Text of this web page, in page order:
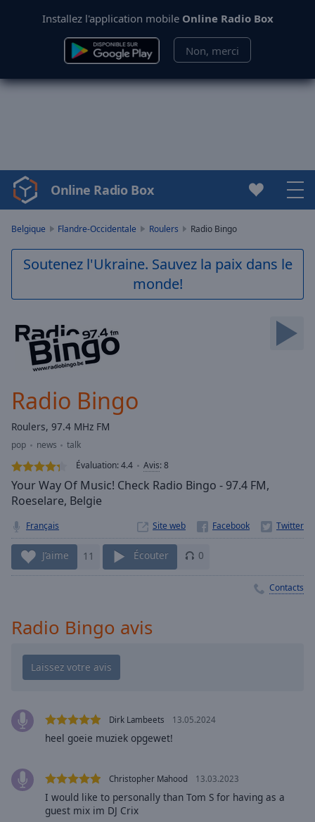
Installez l'application mobile Online Radio Box
Non, merci
Video
Player
Play
Video
Skip
Skip
Forward
Current
Loaded:
0.00%
Stream
Type
LIVE
Seek to
live,
behind
liveLIVE
Remaining
Time-
Playback
Chapters
Descriptions
descriptions
selected
Online Radio Box
Belgique Flandre-Occidentale Roulers Radio Bingo
Soutenez l'Ukraine. Sauvez la paix dans le
monde!
Radio Bingo
Roulers, 97.4 MHz FM
pop news
talk
Évaluation:4.4 Avis:8
Your Way Of Music! Check Radio Bingo - 97.4 FM,
Roeselare, Belgie
Français Site web
J’aime 11 Écouter 0
Contacts
Radio Bingo avis
Dirk Lambeets 13.05.2024
heel goeie muziek opgewet!
Christopher Mahood 13.03.2023
I would like to personally than Tom S for having as a
guest mix im DJ Crix